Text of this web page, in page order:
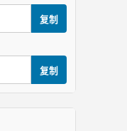
复制
复制